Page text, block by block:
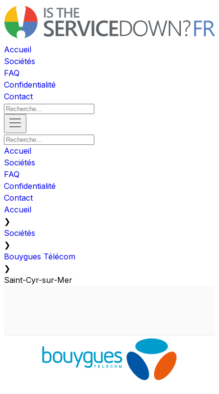
Accueil
Sociétés
FAQ
Confidentialité
Contact
Accueil
Sociétés
FAQ
Confidentialité
Contact
Accueil
❯
Sociétés
❯
Bouygues Télécom
❯
Saint-Cyr-sur-Mer